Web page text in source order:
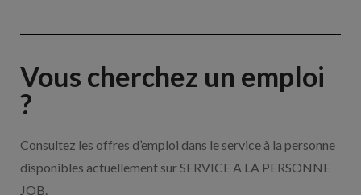
Vous cherchez un emploi
?
Consultez les offres d’emploi dans le service à la personne
disponibles actuellement sur SERVICE A LA PERSONNE
JOB.